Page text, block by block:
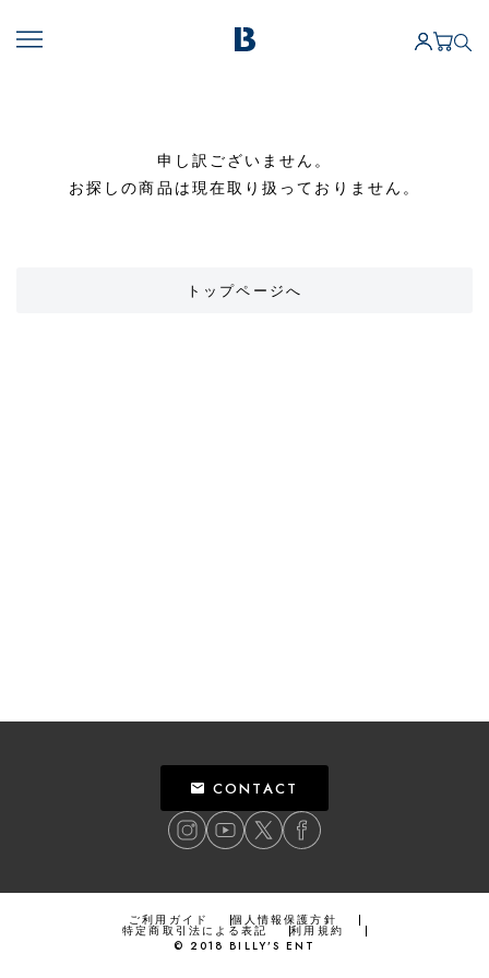
申し訳ございません。
お探しの商品は現在取り扱っておりません。
トップページへ
CONTACT
ご利用ガイド 個人情報保護方針
特定商取引法による表記
利用規約
© 2018 BILLY’S ENT